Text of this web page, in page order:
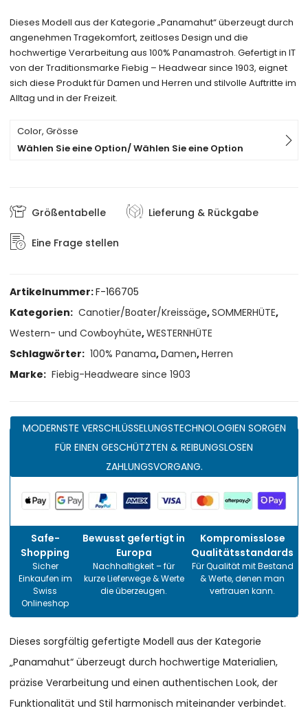
Dieses Modell aus der Kategorie „Panamahut“ überzeugt durch
angenehmen Tragekomfort, zeitloses Design und die
hochwertige Verarbeitung aus 100% Panamastroh. Gefertigt in IT
von der Traditionsmarke Fiebig – Headwear since 1903, eignet
sich diese Produkt für Damen und Herren und stilvolle Auftritte im
Alltag und in der Freizeit.
Color, Grösse
Wählen Sie eine Option/ Wählen Sie eine Option
Größentabelle Lieferung & Rückgabe
Eine Frage stellen
Artikelnummer:F-166705
Kategorien: Canotier/Boater/Kreissäge,SOMMERHÜTE,
Western- und Cowboyhüte,WESTERNHÜTE
Schlagwörter: 100% Panama,Damen,Herren
Marke: Fiebig-Headweare since 1903
MODERNSTE VERSCHLÜSSELUNGSTECHNOLOGIEN SORGEN
FÜR EINEN GESCHÜTZTEN & REIBUNGSLOSEN
ZAHLUNGSVORGANG.
Safe-
Shopping
Sicher
Einkaufen im
Swiss
Onlineshop
Bewusst gefertigt in
Europa
Nachhaltigkeit – für
kurze Lieferwege & Werte
die überzeugen.
Kompromisslose
Qualitätsstandards
Für Qualität mit Bestand
& Werte, denen man
vertrauen kann.
Dieses sorgfältig gefertigte Modell aus der Kategorie
„Panamahut“ überzeugt durch hochwertige Materialien,
präzise Verarbeitung und einen authentischen Look, der
Funktionalität und Stil harmonisch miteinander verbindet.